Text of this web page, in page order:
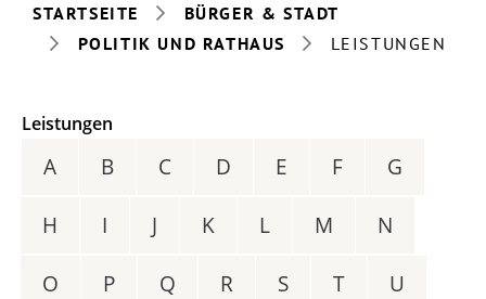
STARTSEITE
BÜRGER & STADT
POLITIK UND RATHAUS
LEISTUNGEN
Leistungen
A B C D E F G
H I J K L M N
O P Q R S T U